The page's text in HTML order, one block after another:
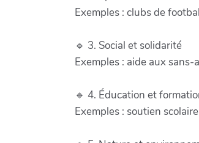
Exemples : clubs de
🔹 3. Social et solidarité
Exemples : aide aux
🔹 4. Éducation et
Exemples : soutien